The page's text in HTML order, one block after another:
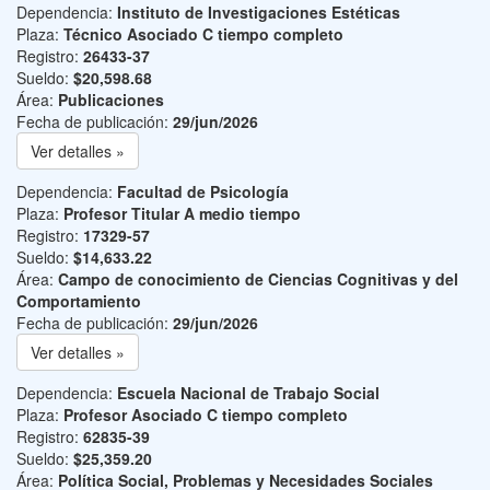
Dependencia: Instituto de Investigaciones Estéticas
Plaza: Técnico Asociado C tiempo completo
Registro: 26433-37
Sueldo: $20,598.68
Área: Publicaciones
Fecha de publicación: 29/jun/2026
Ver detalles »
Dependencia: Facultad de Psicología
Plaza: Profesor Titular A medio tiempo
Registro: 17329-57
Sueldo: $14,633.22
Área: Campo de conocimiento de Ciencias Cognitivas y del
Comportamiento
Fecha de publicación: 29/jun/2026
Ver detalles »
Dependencia: Escuela Nacional de Trabajo Social
Plaza: Profesor Asociado C tiempo completo
Registro: 62835-39
Sueldo: $25,359.20
Área: Política Social, Problemas y Necesidades Sociales